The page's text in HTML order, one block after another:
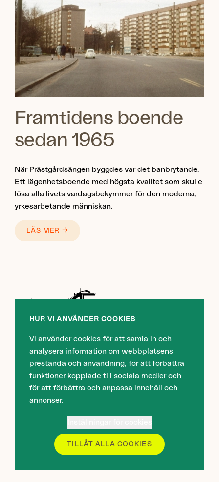
HUR VI ANVÄNDER COOKIES
Vi använder cookies för att samla in och
analysera information om webbplatsens
prestanda och användning, för att förbättra
funktioner kopplade till sociala medier och
för att förbättra och anpassa innehåll och
annonser.
TILLÅT ALLA COOKIES
Framtidens boende
sedan 1965
När Prästgårdsängen byggdes var det banbrytande.
Ett lägenhetsboende med högsta kvalitet som skulle
lösa alla livets vardagsbekymmer för den moderna,
yrkesarbetande människan.
LÄS MER
ADRESS
Örgryte Bostad
Prästgårdsängen 17
412 71 Göteborg
info@oba.se
Telefon: 031-40 12 40